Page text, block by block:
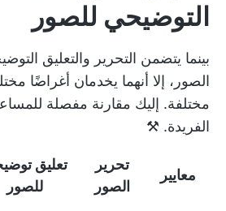
التوضيحي للصور
بينما يتضمن التحرير والتعليق
الصور، إلا أنهما يخدمان أغراضًا
مختلفة. إليك مقارنة مفصلة
الفريدة. ⚒️
معايير
تحرير
الصور
تعليق
للصور